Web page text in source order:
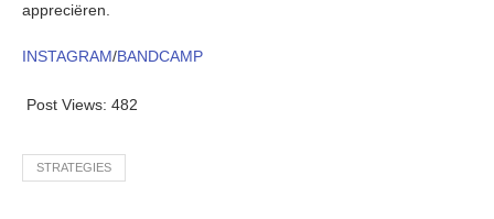
appreciëren.
INSTAGRAM/BANDCAMP
Post Views: 482
STRATEGIES